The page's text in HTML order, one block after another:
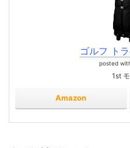
ゴルフ ト
posted
1st
Amazon